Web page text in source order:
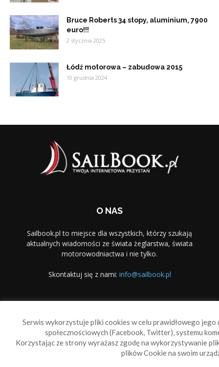
Bruce Roberts 34 stopy, aluminium, 7900
euro!!!
2 stycznia 2025
Łódź motorowa – zabudowa 2015
10 grudnia 2024
O NAS
Sailbook.pl to miejsce dla wszystkich, którzy szukają
aktualnych wiadomości ze świata żeglarstwa, świata
motorowodniactwa i nie tylko.
Skontaktuj się z nami: info@sailbook.pl
Serwis wykorzystuje pliki cookies w celu prawidłowego
społecznościowych (Facebook, Twitter), systemu
Korzystając ze strony wyrażasz zgodę na wykorzystywanie
plików Cookie na swoim